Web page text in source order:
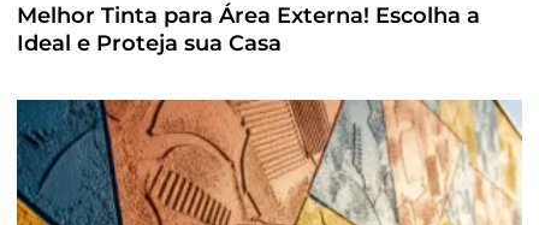
Melhor Tinta para Área Externa! Escolha a
Ideal e Proteja sua Casa